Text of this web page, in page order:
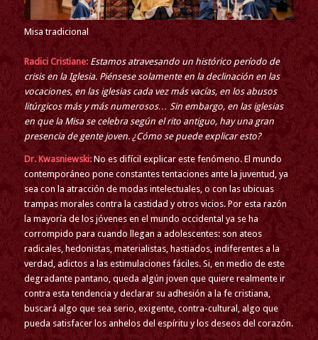
Misa tradicional
Radici Cristiane:Estamos atravesando un histórico período de
crisis en la Iglesia. Piénsese solamente en la declinación en las
vocaciones, en las iglesias cada vez más vacías, en los abusos
litúrgicos más y más numerosos… Sin embargo, en las iglesias
en que la Misa se celebra según el rito antiguo, hay una gran
presencia de gente joven. ¿Cómo se puede explicar esto?
Dr. Kwasniewski:No es difícil explicar este fenómeno. El mundo
contemporáneo pone constantes tentaciones ante la juventud, ya
sea con la atracción de modas intelectuales, o con las ubicuas
trampas morales contra la castidad y otros vicios. Por esta razón
la mayoría de los jóvenes en el mundo occidental ya se ha
corrompido para cuando llegan a adolescentes: son ateos
radicales, hedonistas, materialistas, hastiados, indiferentes a la
verdad, adictos a las estimulaciones fáciles. Si, en medio de este
degradante pantano, queda algún joven que quiere realmente ir
contra esta tendencia y declarar su adhesión a la fe cristiana,
buscará algo que sea serio, exigente, contra-cultural, algo que
pueda satisfacer los anhelos del espíritu y los deseos del corazón.